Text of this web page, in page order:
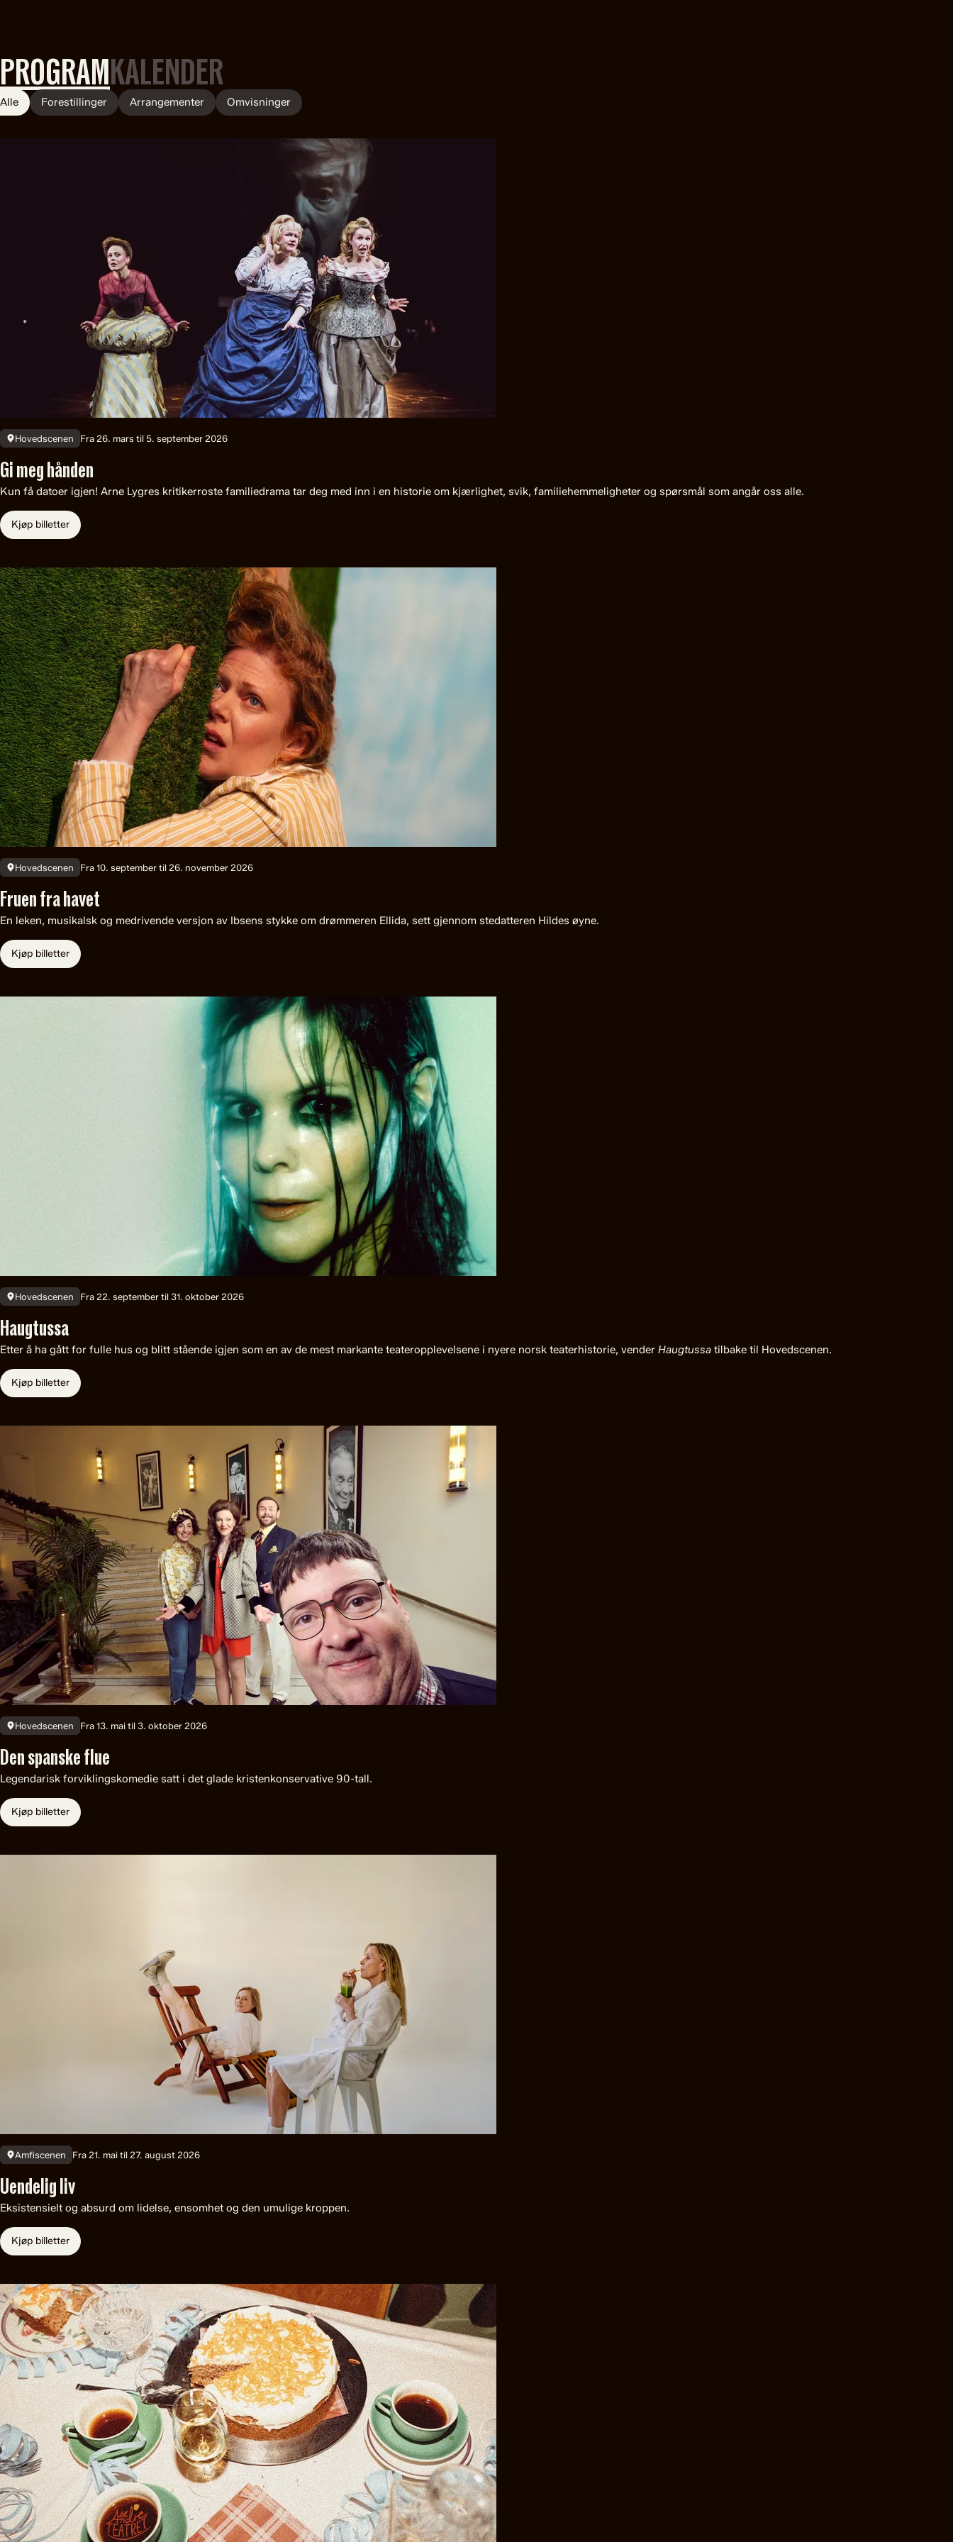
PROGRAMKALENDER
Alle Forestillinger Arrangementer Omvisninger
Hovedscenen Fra 26. mars til 5. september 2026
Gi meg hånden
Kun få datoer igjen! Arne Lygres kritikerroste familiedrama tar deg med inn i en historie om kjærlighet, svik, familiehemmeligheter og spørsmål som angår oss alle.
Kjøp billetter
Hovedscenen Fra 10. september til 26. november 2026
Fruen fra havet
En leken, musikalsk og medrivende versjon av Ibsens stykke om drømmeren Ellida, sett gjennom stedatteren Hildes øyne.
Kjøp billetter
Hovedscenen Fra 22. september til 31. oktober 2026
Haugtussa
Etter å ha gått for fulle hus og blitt stående igjen som en av de mest markante teateropplevelsene i nyere norsk teaterhistorie, vender Haugtussa tilbake til Hovedscenen.
Kjøp billetter
Hovedscenen Fra 13. mai til 3. oktober 2026
Den spanske flue
Legendarisk forviklingskomedie satt i det glade kristenkonservative 90-tall.
Kjøp billetter
Amfiscenen Fra 21. mai til 27. august 2026
Uendelig liv
Eksistensielt og absurd om lidelse, ensomhet og den umulige kroppen.
Kjøp billetter